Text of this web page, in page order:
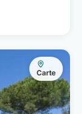
Carte